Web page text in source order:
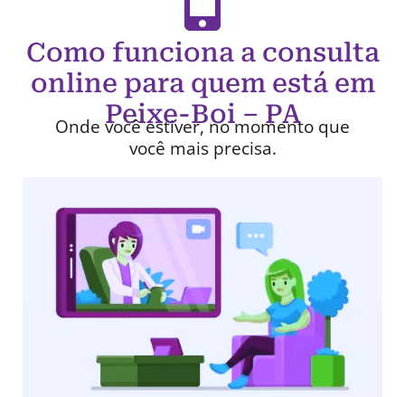
Como funciona a consulta
online para quem está em
Peixe-Boi – PA
Onde você estiver, no momento que
você mais precisa.